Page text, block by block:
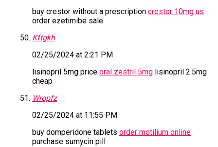
buy crestor without a prescription crestor 10mg us
order ezetimibe sale
Kftgkh
02/25/2024 at 2:21 PM
lisinopril 5mg price oral zestril 5mglisinopril 2.5mg
cheap
Wropfz
02/25/2024 at 11:55 PM
buy domperidone tablets order motilium online
purchase sumycin pill